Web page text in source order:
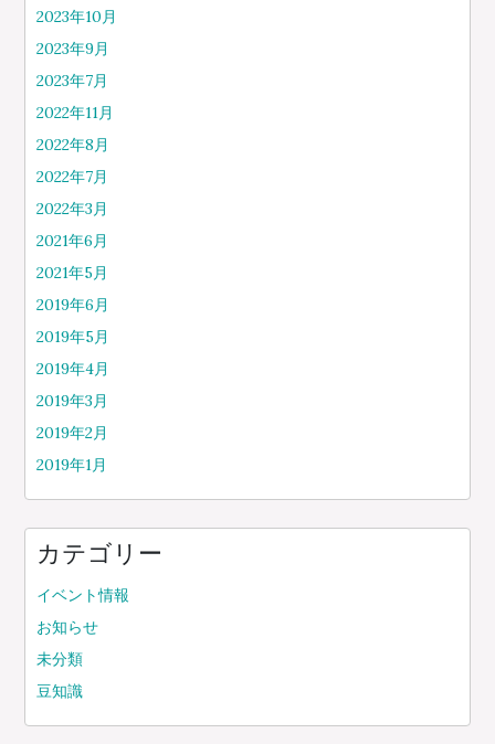
2023年10月
2023年9月
2023年7月
2022年11月
2022年8月
2022年7月
2022年3月
2021年6月
2021年5月
2019年6月
2019年5月
2019年4月
2019年3月
2019年2月
2019年1月
カテゴリー
イベント情報
お知らせ
未分類
豆知識